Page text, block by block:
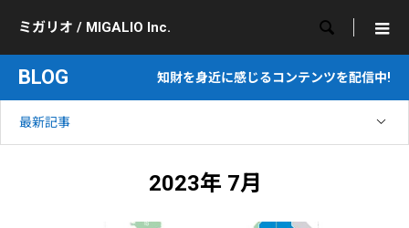
ミガリオ / MIGALIO Inc. 
BLOG 知財を身近に感じるコンテンツを配信中!
最新記事
2023年 7月